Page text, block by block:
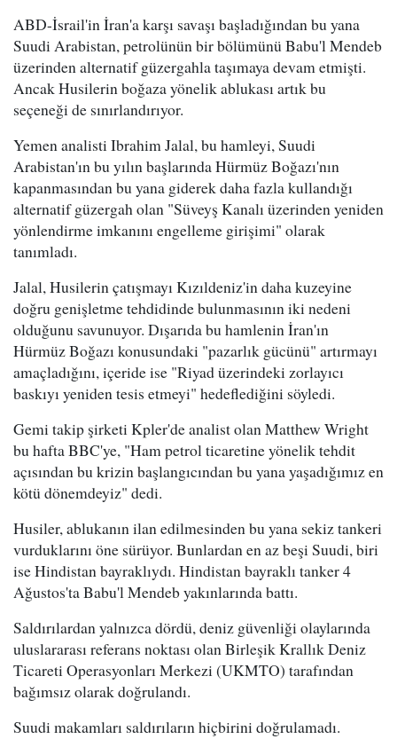
ABD-İsrail'in İran'a karşı savaşı başladığından bu yana
Suudi Arabistan, petrolünün bir bölümünü Babu'l Mendeb
üzerinden alternatif güzergahla taşımaya devam etmişti.
Ancak Husilerin boğaza yönelik ablukası artık bu
seçeneği de sınırlandırıyor.
Yemen analisti Ibrahim Jalal, bu hamleyi, Suudi
Arabistan'ın bu yılın başlarında Hürmüz Boğazı'nın
kapanmasından bu yana giderek daha fazla kullandığı
alternatif güzergah olan "Süveyş Kanalı üzerinden yeniden
yönlendirme imkanını engelleme girişimi" olarak
tanımladı.
Jalal, Husilerin çatışmayı Kızıldeniz'in daha kuzeyine
doğru genişletme tehdidinde bulunmasının iki nedeni
olduğunu savunuyor. Dışarıda bu hamlenin İran'ın
Hürmüz Boğazı konusundaki "pazarlık gücünü" artırmayı
amaçladığını, içeride ise "Riyad üzerindeki zorlayıcı
baskıyı yeniden tesis etmeyi" hedeflediğini söyledi.
Gemi takip şirketi Kpler'de analist olan Matthew Wright
bu hafta BBC'ye, "Ham petrol ticaretine yönelik tehdit
açısından bu krizin başlangıcından bu yana yaşadığımız en
kötü dönemdeyiz" dedi.
Husiler, ablukanın ilan edilmesinden bu yana sekiz tankeri
vurduklarını öne sürüyor. Bunlardan en az beşi Suudi, biri
ise Hindistan bayraklıydı. Hindistan bayraklı tanker 4
Ağustos'ta Babu'l Mendeb yakınlarında battı.
Saldırılardan yalnızca dördü, deniz güvenliği olaylarında
uluslararası referans noktası olan Birleşik Krallık Deniz
Ticareti Operasyonları Merkezi (UKMTO) tarafından
bağımsız olarak doğrulandı.
Suudi makamları saldırıların hiçbirini doğrulamadı.